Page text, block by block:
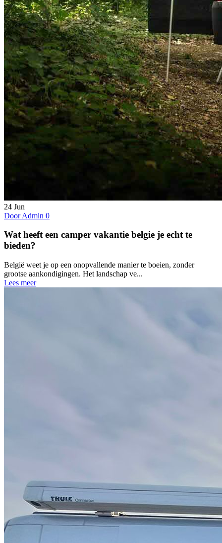
24 Jun
Door Admin 0
Wat heeft een camper vakantie belgie je echt te
bieden?
België weet je op een onopvallende manier te boeien, zonder
grootse aankondigingen. Het landschap ve...
Lees meer